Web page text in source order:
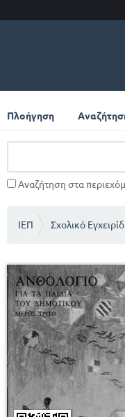
Πλοήγηση
Αναζήτηση στα
ΙΕΠ Σχολικό